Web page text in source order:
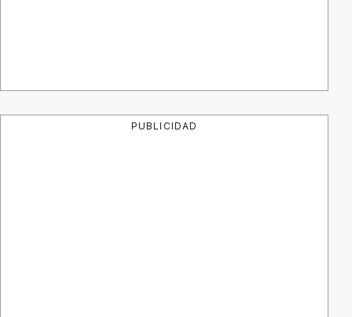
PUBLICIDAD